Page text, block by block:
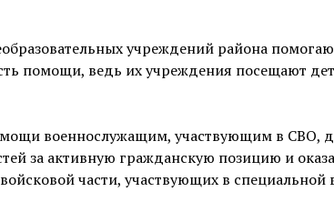
учреждений района
помощи, ведь их учреждения посещают
военнослужащим, участвующим в СВО,
за активную гражданскую позицию и
части, участвующих в специальной